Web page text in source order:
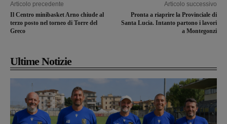
Articolo precedente
Il Centro minibasket Arno chiude al
terzo posto nel torneo di Torre del
Greco
Articolo successivo
Pronta a riaprire la Provinciale di
Santa Lucia. Intanto partono i lavori
a Montegonzi
Ultime Notizie